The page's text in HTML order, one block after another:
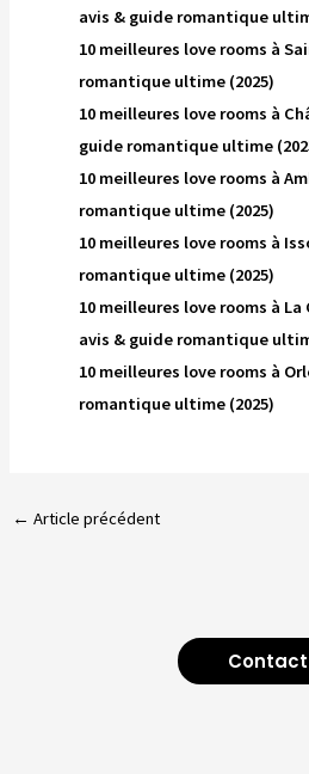
avis & guide romantique
10 meilleures love rooms à
romantique ultime (2025)
10 meilleures love rooms à
guide romantique ultime
10 meilleures love rooms à
romantique ultime (2025)
10 meilleures love rooms à
romantique ultime (2025)
10 meilleures love rooms à
avis & guide romantique
10 meilleures love rooms à
romantique ultime (2025)
← Article précédent
Contact